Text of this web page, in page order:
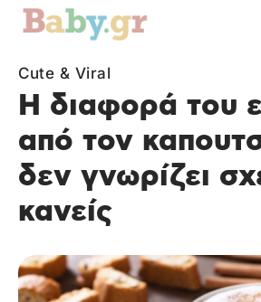
Cute & Viral
Η διαφορά του
από τον
δεν γνωρίζει
κανείς